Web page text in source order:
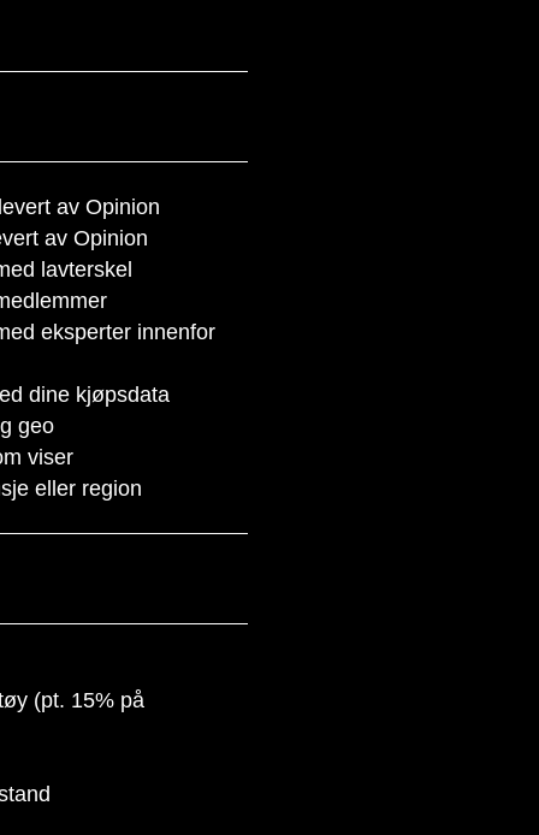
av Opinion
av Opinion
lavterskel
eksperter innenfor
dine kjøpsdata
geo
viser
eller region
(pt. 15% på